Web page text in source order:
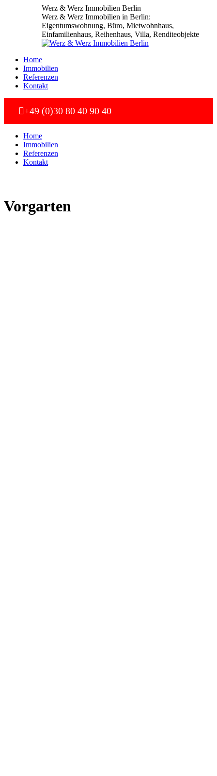
Werz & Werz Immobilien Berlin
Werz & Werz Immobilien in Berlin:
Eigentumswohnung, Büro, Mietwohnhaus,
Einfamilienhaus, Reihenhaus, Villa, Renditeobjekte
Home
Immobilien
Referenzen
Kontakt
+49 (0)30 80 40 90 40
Home
Immobilien
Referenzen
Kontakt
Vorgarten